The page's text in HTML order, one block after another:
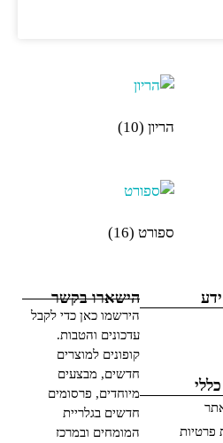
הריון(10)
ספורט(16)
פרטיות
הישארו בקשר
הירשמו כאן כדי לקבל
עדכונים והטבות.
קופונים למוצרים
חדשים, מבצעים
מיוחדים, פרסומים
חדשים בגלריית
המומחים ובמרכז